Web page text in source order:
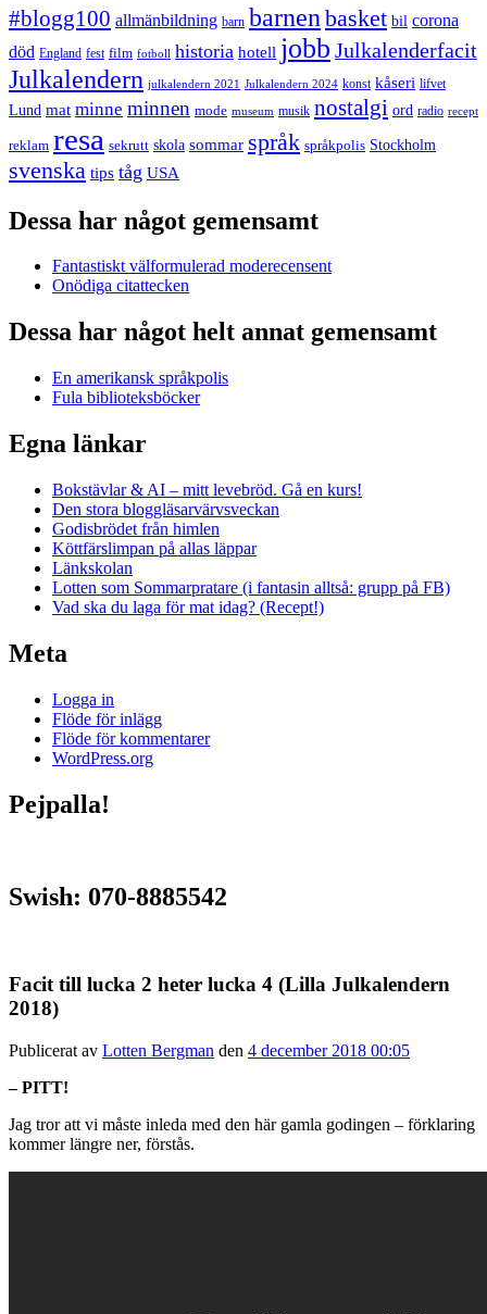
#blogg100 allmänbildning barn barnen basket bil corona
död England fest film fotboll historia hotell jobb Julkalenderfacit
Julkalendern julkalendern 2021 Julkalendern 2024 konst kåseri lifvet
Lund mat minne minnen mode museum musik nostalgi ord radio recept
reklam resa sekrutt skola sommar språk språkpolis Stockholm
svenska tips tåg USA
Dessa har något gemensamt
Fantastiskt välformulerad moderecensent
Onödiga citattecken
Dessa har något helt annat gemensamt
En amerikansk språkpolis
Fula biblioteksböcker
Egna länkar
Bokstävlar & AI – mitt levebröd. Gå en kurs!
Den stora bloggläsarvärvsveckan
Godisbrödet från himlen
Köttfärslimpan på allas läppar
Länkskolan
Lotten som Sommarpratare (i fantasin alltså: grupp på FB)
Vad ska du laga för mat idag? (Recept!)
Meta
Logga in
Flöde för inlägg
Flöde för kommentarer
WordPress.org
Pejpalla!
Swish: 070-8885542
Facit till lucka 2 heter lucka 4 (Lilla Julkalendern
2018)
Publicerat av Lotten Bergman den 4 december 2018 00:05
– PITT!
Jag tror att vi måste inleda med den här gamla godingen – förklaring
kommer längre ner, förstås.